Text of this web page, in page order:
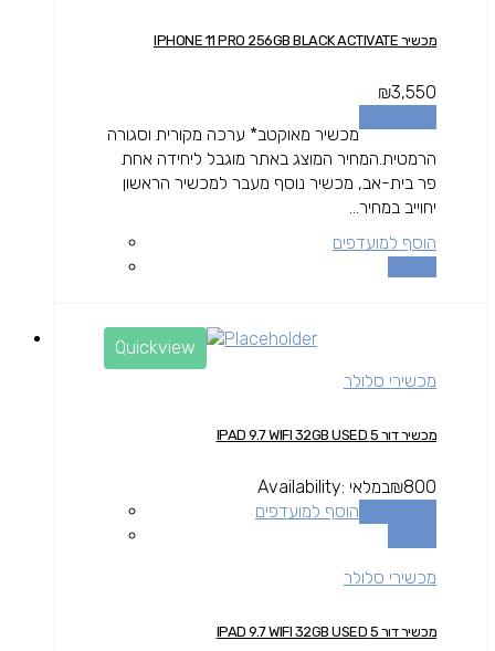
מכשיר IPHONE 11 PRO 256GB BLACK ACTIVATE
₪3,550
מכשיר מאוקטב* ערכה מקורית וסגורה
הרמטית.המחיר המוצג באתר מוגבל ליחידה אחת
פר בית-אב, מכשיר נוסף מעבר למכשיר הראשון
יחוייב במחיר...
הוסף למועדפים
Quickview
מכשירי סלולר
מכשיר דור 5 IPAD 9.7 WIFI 32GB USED
₪800
Availability: במלאי
הוסף למועדפים
מכשירי סלולר
מכשיר דור 5 IPAD 9.7 WIFI 32GB USED